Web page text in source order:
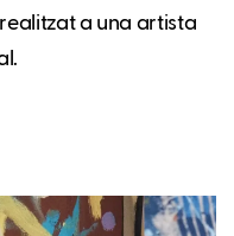
a una artista